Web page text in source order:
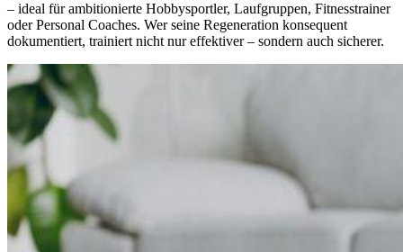
– ideal für ambitionierte Hobbysportler, Laufgruppen, Fitnesstrainer
oder Personal Coaches. Wer seine Regeneration konsequent
dokumentiert, trainiert nicht nur effektiver – sondern auch sicherer.